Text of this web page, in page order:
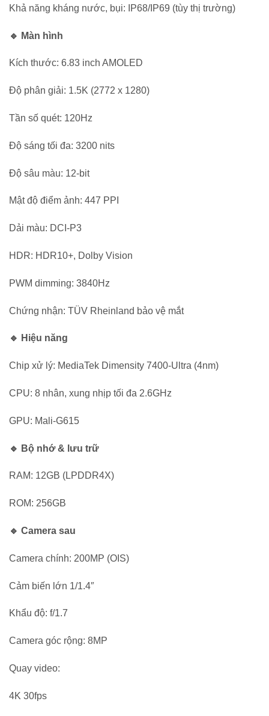
Khả năng kháng nước, bụi: IP68/IP69 (tùy thị trường)
🔹 Màn hình
Kích thước: 6.83 inch AMOLED
Độ phân giải: 1.5K (2772 x 1280)
Tần số quét: 120Hz
Độ sáng tối đa: 3200 nits
Độ sâu màu: 12-bit
Mật độ điểm ảnh: 447 PPI
Dải màu: DCI-P3
HDR: HDR10+, Dolby Vision
PWM dimming: 3840Hz
Chứng nhận: TÜV Rheinland bảo vệ mắt
🔹 Hiệu năng
Chip xử lý: MediaTek Dimensity 7400-Ultra (4nm)
CPU: 8 nhân, xung nhịp tối đa 2.6GHz
GPU: Mali-G615
🔹 Bộ nhớ & lưu trữ
RAM: 12GB (LPDDR4X)
ROM: 256GB
🔹 Camera sau
Camera chính: 200MP (OIS)
Cảm biến lớn 1/1.4″
Khẩu độ: f/1.7
Camera góc rộng: 8MP
Quay video:
4K 30fps